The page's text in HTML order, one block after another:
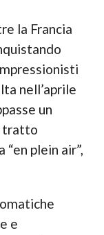
la Francia
nell’aprile
un
tratto
plein air”,
e